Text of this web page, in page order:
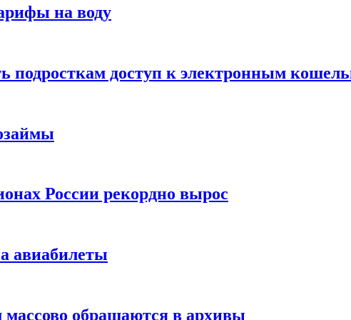
на воду
подросткам доступ к электронным
России рекордно вырос
авиабилеты
обращаются в архивы